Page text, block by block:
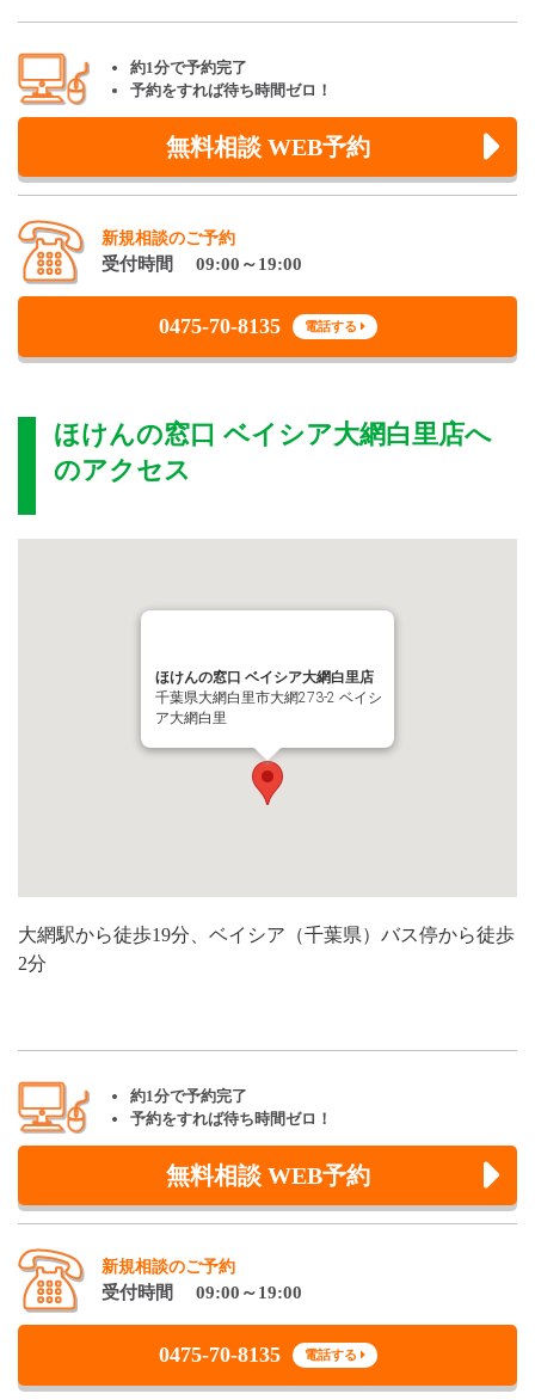
約1分で予約完了
予約をすれば待ち時間ゼロ！
無料相談 WEB予約
新規相談のご予約
受付時間 09:00～19:00
0475-70-8135 電話する
ほけんの窓口 ベイシア大網白里店へ
のアクセス
ほけんの窓口 ベイシア大網白里店
千葉県大網白里市大網273-2 ベイシ
ア大網白里
大網駅から徒歩19分、ベイシア（千葉県）バス停から徒歩
2分
約1分で予約完了
予約をすれば待ち時間ゼロ！
無料相談 WEB予約
新規相談のご予約
受付時間 09:00～19:00
0475-70-8135 電話する